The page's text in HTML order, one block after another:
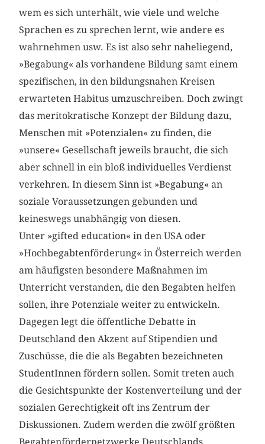
wem es sich unterhält, wie viele und welche
Sprachen es zu sprechen lernt, wie andere es
wahrnehmen usw. Es ist also sehr naheliegend,
»Begabung« als vorhandene Bildung samt einem
spezifischen, in den bildungsnahen Kreisen
erwarteten Habitus umzuschreiben. Doch zwingt
das meritokratische Konzept der Bildung dazu,
Menschen mit »Potenzialen« zu finden, die
»unsere« Gesellschaft jeweils braucht, die sich
aber schnell in ein bloß individuelles Verdienst
verkehren. In diesem Sinn ist »Begabung« an
soziale Voraussetzungen gebunden und
keineswegs unabhängig von diesen.
Unter »gifted education« in den USA oder
»Hochbegabtenförderung« in Österreich werden
am häufigsten besondere Maßnahmen im
Unterricht verstanden, die den Begabten helfen
sollen, ihre Potenziale weiter zu entwickeln.
Dagegen legt die öffentliche Debatte in
Deutschland den Akzent auf Stipendien und
Zuschüsse, die die als Begabten bezeichneten
StudentInnen fördern sollen. Somit treten auch
die Gesichtspunkte der Kostenverteilung und der
sozialen Gerechtigkeit oft ins Zentrum der
Diskussionen. Zudem werden die zwölf größten